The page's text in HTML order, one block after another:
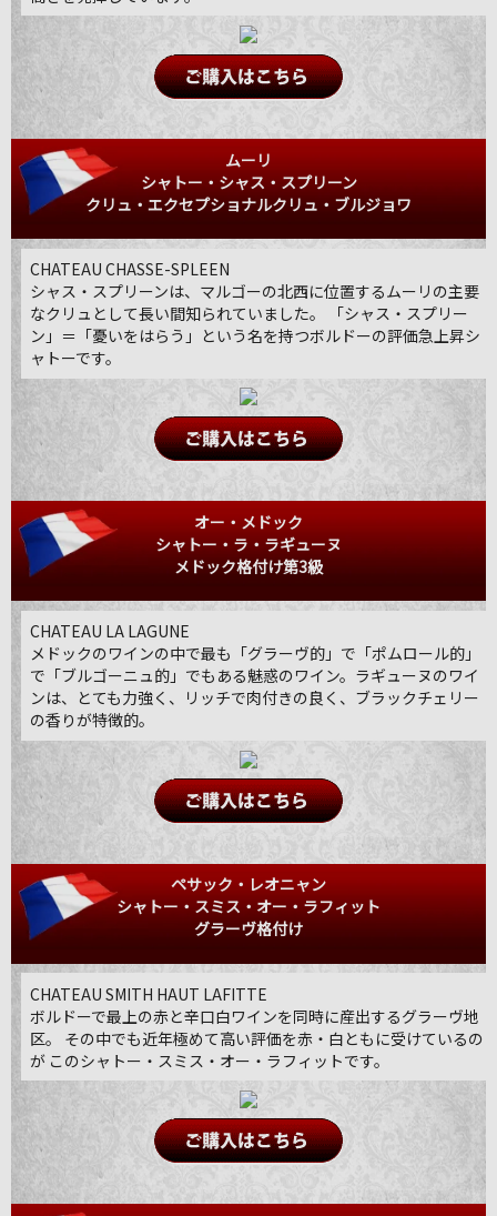
ムーリ
シャトー・シャス・スプリーン
クリュ・エクセプショナルクリュ・ブルジョワ
CHATEAU CHASSE-SPLEEN
シャス・スプリーンは、マルゴーの北西に位置するムーリの主要
なクリュとして長い間知られていました。 「シャス・スプリー
ン」＝「憂いをはらう」という名を持つボルドーの評価急上昇シ
ャトーです。
オー・メドック
シャトー・ラ・ラギューヌ
メドック格付け第3級
CHATEAU LA LAGUNE
メドックのワインの中で最も「グラーヴ的」で「ポムロール的」
で「ブルゴーニュ的」でもある魅惑のワイン。ラギューヌのワイ
ンは、とても力強く、リッチで肉付きの良く、ブラックチェリー
の香りが特徴的。
ペサック・レオニャン
シャトー・スミス・オー・ラフィット
グラーヴ格付け
CHATEAU SMITH HAUT LAFITTE
ボルドーで最上の赤と辛口白ワインを同時に産出するグラーヴ地
区。 その中でも近年極めて高い評価を赤・白ともに受けているの
が このシャトー・スミス・オー・ラフィットです。